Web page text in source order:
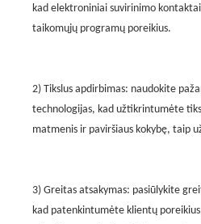
kad elektroniniai suvirinimo
taikomųjų programų poreikius.
2) Tikslus apdirbimas: naudokite
technologijas, kad užtikrintumėte
matmenis ir paviršiaus kokybę, taip
3) Greitas atsakymas: pasiūlykite
kad patenkintumėte klientų